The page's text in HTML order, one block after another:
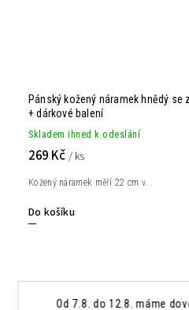
Od 7.8. do 12.8. máme
Pánský kožený náramek hnědý se
+ dárkové balení
Skladem ihned k odeslání
269 Kč / ks
Do košíku
Kožený náramek měří 22 cm v...